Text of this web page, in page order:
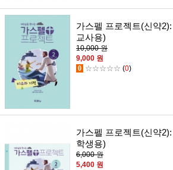
가스펠 프로젝트(신약
교사용)
10,000 원
9,000 원
0 ☆☆☆☆☆ (0)
가스펠 프로젝트(신약
학생용)
6,000 원
5,400 원